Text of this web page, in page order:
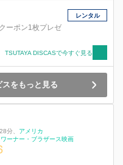
ーポン1枚プレゼ
レンタル
TSUTAYA DISCASで今すぐ見る
をもっと見る
分
アメリカ
ワーナー・ブラザース映画